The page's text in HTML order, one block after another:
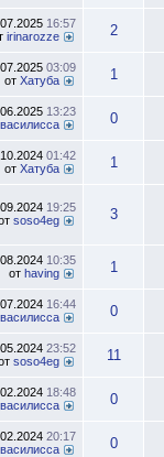
16:57
irinarozze 2
03:09
от Хатуба 1
13:23
василисса 0
01:42
от Хатуба 1
19:25
soso4eg 3
10:35
от having 1
16:44
василисса 0
23:52
soso4eg 11
18:48
василисса 0
20:17
василисса 0